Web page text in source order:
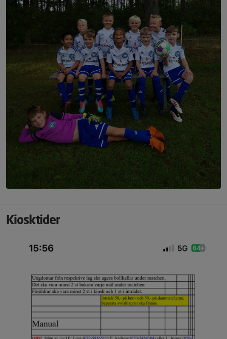
Kiosktider